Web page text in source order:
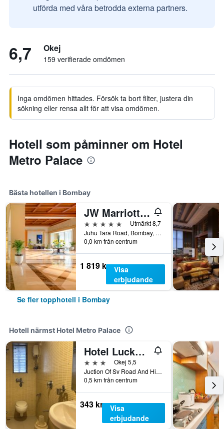
utförda med våra betrodda externa partners.
6,7 Okej
159 verifierade omdömen
Inga omdömen hittades. Försök ta bort filter, justera din
sökning eller rensa allt för att visa omdömen.
Hotell som påminner om Hotel
Metro Palace
Bästa hotellen i Bombay
JW Marriott Mumbai Juhu
5 stjärnor
Utmärkt 8,7
Juhu Tara Road, Bombay, Indien
0,0 km från centrum
1 819 kr Visa
erbjudande
Se fler topphotell i Bombay
Hotell närmst Hotel Metro Palace
Hotel Lucky Bandra
3 stjärnorOkej 5,5
Juction Of Sv Road And Hill Road, Bombay, Indien
0,5 km från centrum
343 kr
Visa
erbjudande